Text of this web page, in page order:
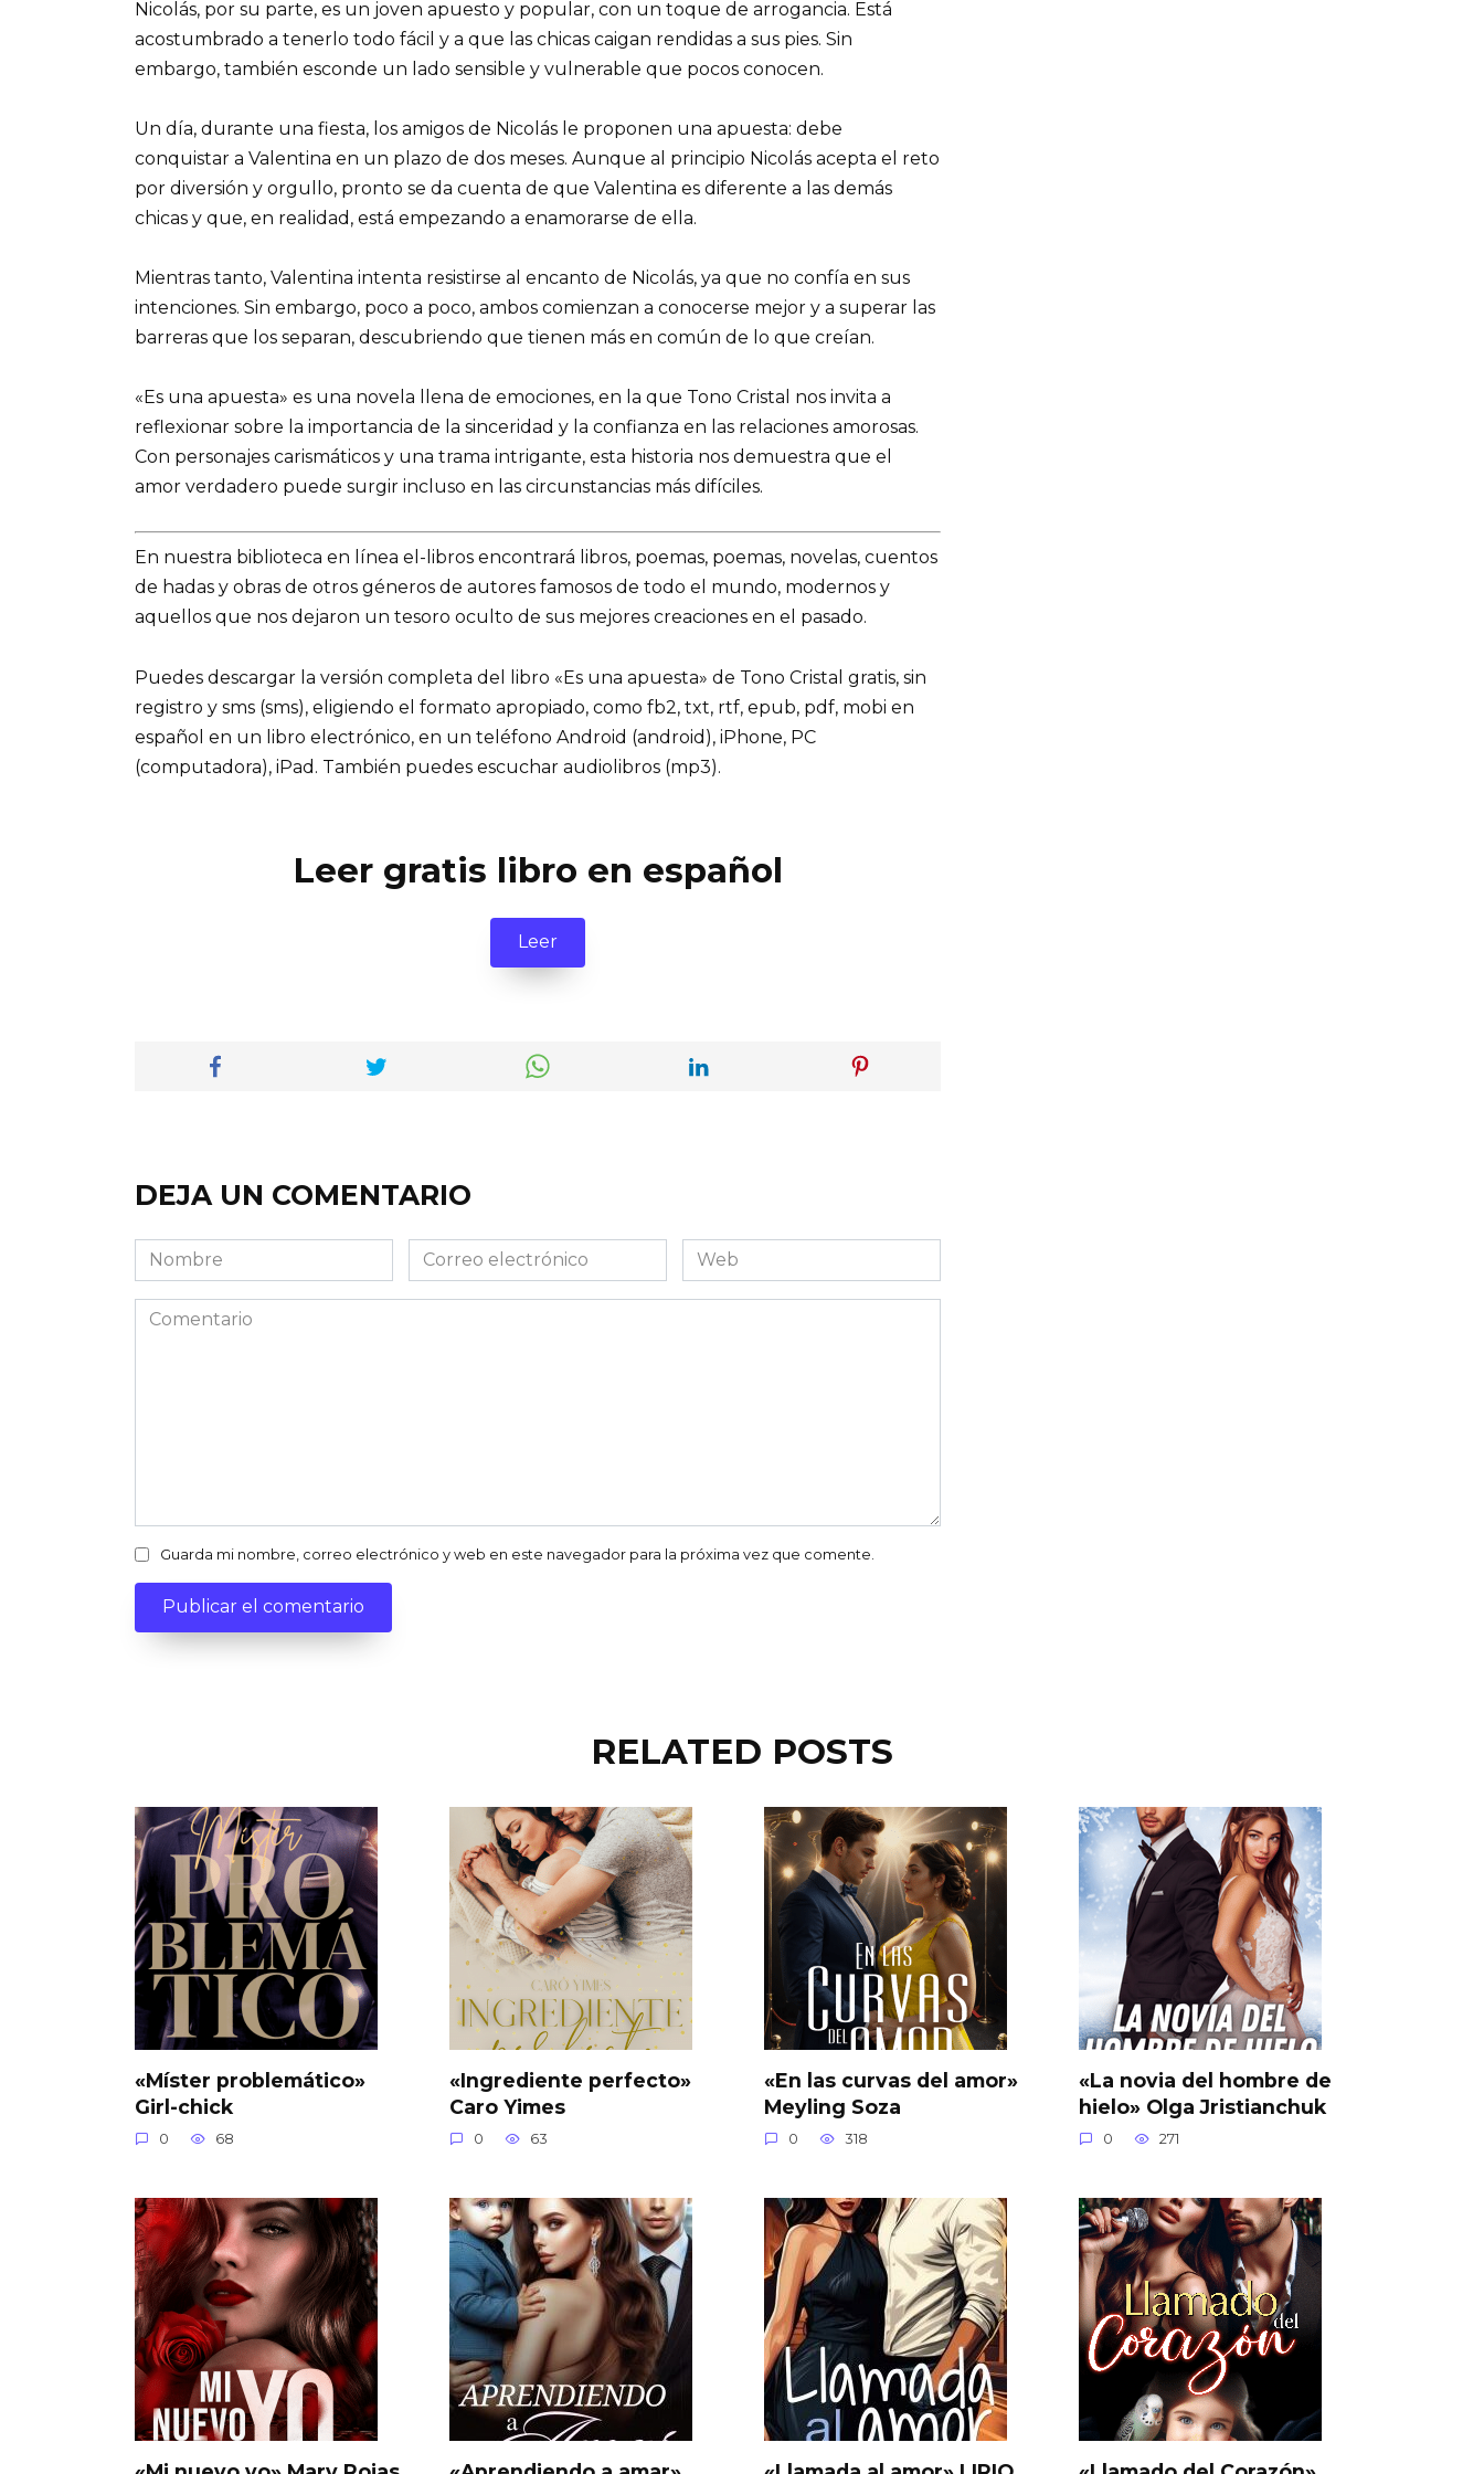
Nicolás, por su parte, es un joven apuesto y popular, con un toque de arrogancia. Está
acostumbrado a tenerlo todo fácil y a que las chicas caigan rendidas a sus pies. Sin
embargo, también esconde un lado sensible y vulnerable que pocos conocen.
Un día, durante una fiesta, los amigos de Nicolás le proponen una apuesta: debe
conquistar a Valentina en un plazo de dos meses. Aunque al principio Nicolás acepta el reto
por diversión y orgullo, pronto se da cuenta de que Valentina es diferente a las demás
chicas y que, en realidad, está empezando a enamorarse de ella.
Mientras tanto, Valentina intenta resistirse al encanto de Nicolás, ya que no confía en sus
intenciones. Sin embargo, poco a poco, ambos comienzan a conocerse mejor y a superar las
barreras que los separan, descubriendo que tienen más en común de lo que creían.
«Es una apuesta» es una novela llena de emociones, en la que Tono Cristal nos invita a
reflexionar sobre la importancia de la sinceridad y la confianza en las relaciones amorosas.
Con personajes carismáticos y una trama intrigante, esta historia nos demuestra que el
amor verdadero puede surgir incluso en las circunstancias más difíciles.
En nuestra biblioteca en línea el-libros encontrará libros, poemas, poemas, novelas, cuentos
de hadas y obras de otros géneros de autores famosos de todo el mundo, modernos y
aquellos que nos dejaron un tesoro oculto de sus mejores creaciones en el pasado.
Puedes descargar la versión completa del libro «Es una apuesta» de Tono Cristal gratis, sin
registro y sms (sms), eligiendo el formato apropiado, como fb2, txt, rtf, epub, pdf, mobi en
español en un libro electrónico, en un teléfono Android (android), iPhone, PC
(computadora), iPad. También puedes escuchar audiolibros (mp3).
Leer gratis libro en español
Leer
DEJA UN COMENTARIO
Nombre
Correo
electrónico
Web
Comentario
Guarda mi nombre, correo electrónico y web en este navegador para la próxima vez que comente.
RELATED POSTS
«Míster problemático»
Girl-chick
0 68
«Ingrediente perfecto»
Caro Yimes
0 63
«En las curvas del amor»
Meyling Soza
0 318
«La novia del hombre de
hielo» Olga Jristianchuk
0 271